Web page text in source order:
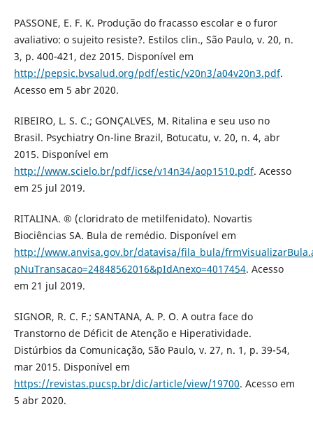
PASSONE, E. F. K. Produção do fracasso escolar e o furor
avaliativo: o sujeito resiste?. Estilos clin., São Paulo, v. 20, n.
3, p. 400-421, dez 2015. Disponível em
http://pepsic.bvsalud.org/pdf/estic/v20n3/a04v20n3.pdf.
Acesso em 5 abr 2020.
RIBEIRO, L. S. C.; GONÇALVES, M. Ritalina e seu uso no
Brasil. Psychiatry On-line Brazil, Botucatu, v. 20, n. 4, abr
2015. Disponível em
http://www.scielo.br/pdf/icse/v14n34/aop1510.pdf. Acesso
em 25 jul 2019.
RITALINA. ® (cloridrato de metilfenidato). Novartis
Biociências SA. Bula de remédio. Disponível em
http://www.anvisa.gov.br/datavisa/fila_bula/
pNuTransacao=24848562016&pIdAnexo=4017454. Acesso
em 21 jul 2019.
SIGNOR, R. C. F.; SANTANA, A. P. O. A outra face do
Transtorno de Déficit de Atenção e Hiperatividade.
Distúrbios da Comunicação, São Paulo, v. 27, n. 1, p. 39-54,
mar 2015. Disponível em
https://revistas.pucsp.br/dic/article/view/19700. Acesso em
5 abr 2020.